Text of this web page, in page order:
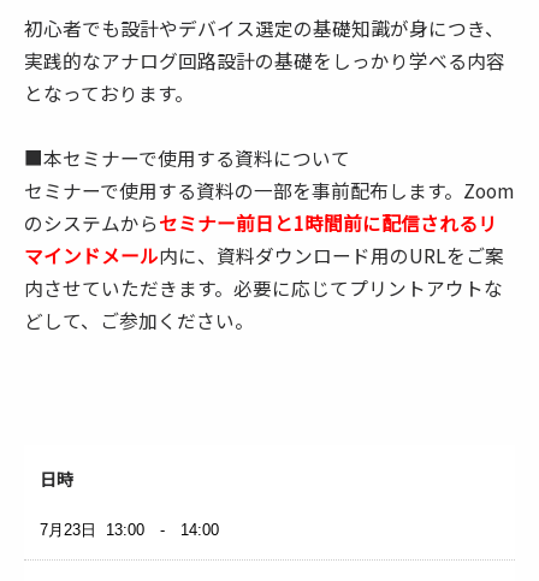
初心者でも設計やデバイス選定の基礎知識が身につき、
実践的なアナログ回路設計の基礎をしっかり学べる内容
となっております。
■本セミナーで使用する資料について
セミナーで使用する資料の一部を事前配布します。Zoom
のシステムからセミナー前日と1時間前に配信されるリ
マインドメール内に、資料ダウンロード用のURLをご案
内させていただきます。必要に応じてプリントアウトな
どして、ご参加ください。
日時
7月23日 13:00 - 14:00